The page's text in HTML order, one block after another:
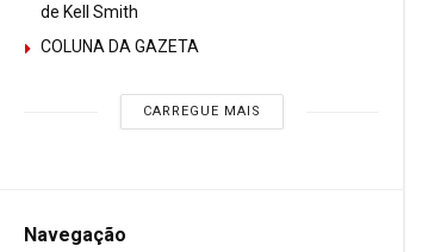
de Kell Smith
COLUNA DA GAZETA
CARREGUE MAIS
Navegação